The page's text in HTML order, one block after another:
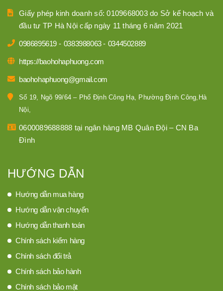
Giấy phép kinh doanh số: 0109668003 do Sở kế hoạch và
đầu tư TP Hà Nội cấp ngày 11 tháng 6 năm 2021
0986895619 - 0383988063- 0344502889
https://baohohaphuong.com
baohohaphuong@gmail.com
Số 19, Ngõ 99/64 – Phố Định Công Hạ, Phường Định Công,Hà
Nội,
0600089688888 tại ngân hàng MB Quân Đội – CN Ba
Đình
HƯỚNG DẪN
Hướng dẫn mua hàng
Hướng dẫn vận chuyển
Hướng dẫn thanh toán
Chính sách kiểm hàng
Chính sách đổi trả
Chính sách bảo hành
Chính sách bảo mật